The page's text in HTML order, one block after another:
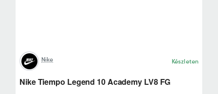
Nike Készleten
Nike Tiempo Legend 10 Academy LV8 FG